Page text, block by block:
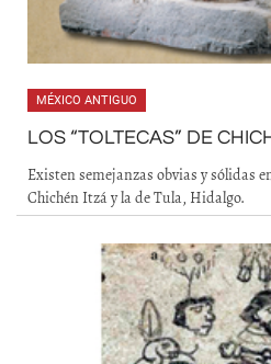
MÉXICO ANTIGUO
LOS “TOLTECAS” DE
Existen semejanzas obvias y sólidas
Chichén Itzá y la de Tula, Hidalgo.